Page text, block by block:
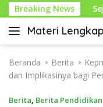
a
Breaking News
Materi Lengkap
I
f
o
e
Beranda Berita
dan Implikasinya bagi
Berita, Berita Pendidikan